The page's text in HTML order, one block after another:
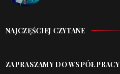
NAJCZĘŚCIEJ CZYTANE
ZAPRASZAMY DO WSPÓŁPRACY